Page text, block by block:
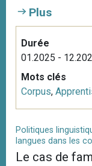
Plus
Durée
01.2025 -
Mots clés
Corpus,
Politiques
langues dans les
Le cas de